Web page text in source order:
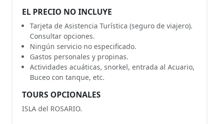
EL PRECIO NO INCLUYE
Tarjeta de Asistencia Turística (seguro de viajero).
Consultar opciones.
Ningún servicio no especificado.
Gastos personales y propinas.
Actividades acuáticas, snorkel, entrada al Acuario,
Buceo con tanque, etc.
TOURS OPCIONALES
ISLA del ROSARIO.